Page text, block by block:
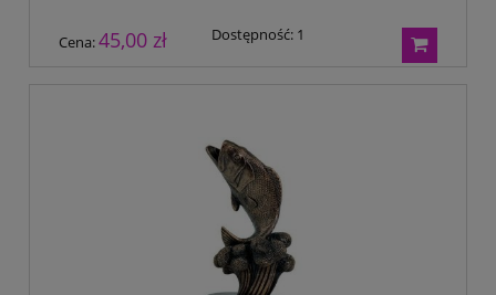
Cena:45,00 zł Dostępność: 1